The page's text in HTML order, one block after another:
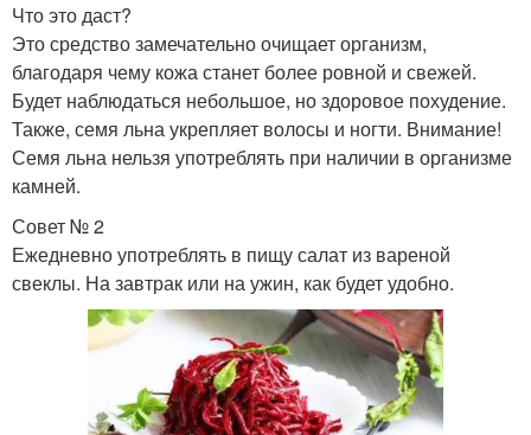
Что это даст?
Это средство замечательно очищает организм,
благодаря чему кожа станет более ровной и свежей.
Будет наблюдаться небольшое, но здоровое похудение.
Также, семя льна укрепляет волосы и ногти. Внимание!
Семя льна нельзя употреблять при наличии в организме
камней.
Совет № 2
Ежедневно употреблять в пищу салат из вареной
свеклы. На завтрак или на ужин, как будет удобно.